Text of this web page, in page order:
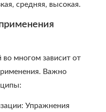
средняя, высокая.
многом зависит от
Важно
Упражнения